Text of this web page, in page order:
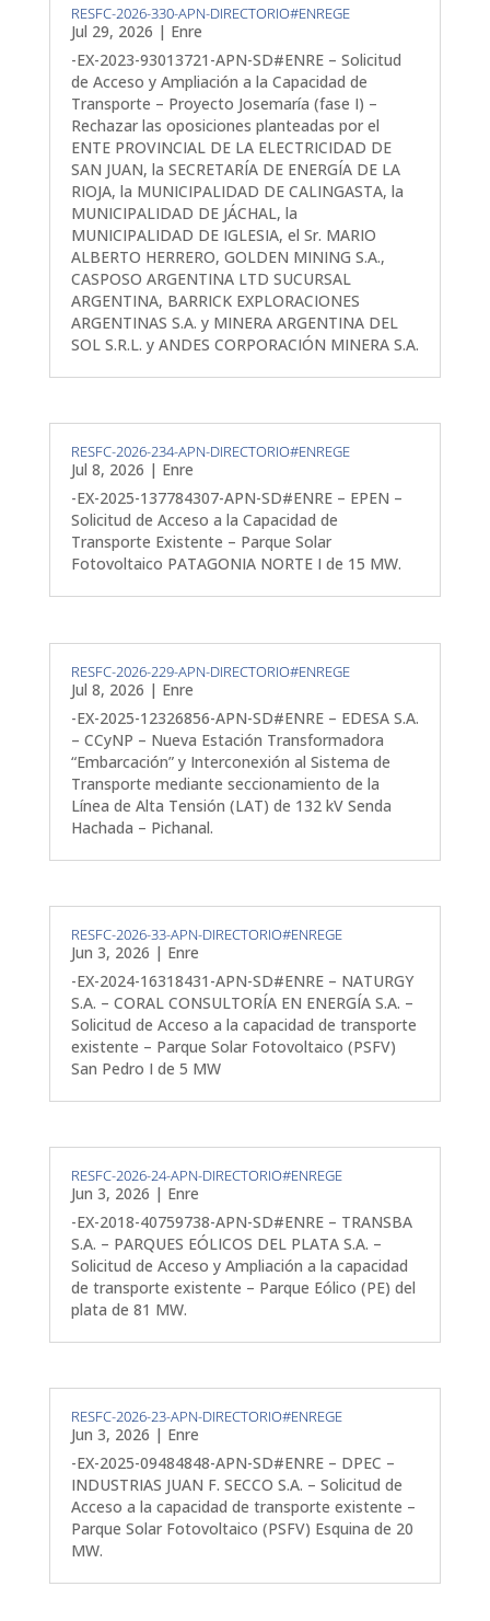
RESFC-2026-330-APN-DIRECTORIO#ENREGE
Jul 29, 2026 | Enre
-EX-2023-93013721-APN-SD#ENRE – Solicitud
de Acceso y Ampliación a la Capacidad de
Transporte – Proyecto Josemaría (fase I) –
Rechazar las oposiciones planteadas por el
ENTE PROVINCIAL DE LA ELECTRICIDAD DE
SAN JUAN, la SECRETARÍA DE ENERGÍA DE LA
RIOJA, la MUNICIPALIDAD DE CALINGASTA, la
MUNICIPALIDAD DE JÁCHAL, la
MUNICIPALIDAD DE IGLESIA, el Sr. MARIO
ALBERTO HERRERO, GOLDEN MINING S.A.,
CASPOSO ARGENTINA LTD SUCURSAL
ARGENTINA, BARRICK EXPLORACIONES
ARGENTINAS S.A. y MINERA ARGENTINA DEL
SOL S.R.L. y ANDES CORPORACIÓN MINERA S.A.
RESFC-2026-234-APN-DIRECTORIO#ENREGE
Jul 8, 2026 | Enre
-EX-2025-137784307-APN-SD#ENRE – EPEN –
Solicitud de Acceso a la Capacidad de
Transporte Existente – Parque Solar
Fotovoltaico PATAGONIA NORTE I de 15 MW.
RESFC-2026-229-APN-DIRECTORIO#ENREGE
Jul 8, 2026 | Enre
-EX-2025-12326856-APN-SD#ENRE – EDESA S.A.
– CCyNP – Nueva Estación Transformadora
“Embarcación” y Interconexión al Sistema de
Transporte mediante seccionamiento de la
Línea de Alta Tensión (LAT) de 132 kV Senda
Hachada – Pichanal.
RESFC-2026-33-APN-DIRECTORIO#ENREGE
Jun 3, 2026 | Enre
-EX-2024-16318431-APN-SD#ENRE – NATURGY
S.A. – CORAL CONSULTORÍA EN ENERGÍA S.A. –
Solicitud de Acceso a la capacidad de transporte
existente – Parque Solar Fotovoltaico (PSFV)
San Pedro I de 5 MW
RESFC-2026-24-APN-DIRECTORIO#ENREGE
Jun 3, 2026 | Enre
-EX-2018-40759738-APN-SD#ENRE – TRANSBA
S.A. – PARQUES EÓLICOS DEL PLATA S.A. –
Solicitud de Acceso y Ampliación a la capacidad
de transporte existente – Parque Eólico (PE) del
plata de 81 MW.
RESFC-2026-23-APN-DIRECTORIO#ENREGE
Jun 3, 2026 | Enre
-EX-2025-09484848-APN-SD#ENRE – DPEC –
INDUSTRIAS JUAN F. SECCO S.A. – Solicitud de
Acceso a la capacidad de transporte existente –
Parque Solar Fotovoltaico (PSFV) Esquina de 20
MW.